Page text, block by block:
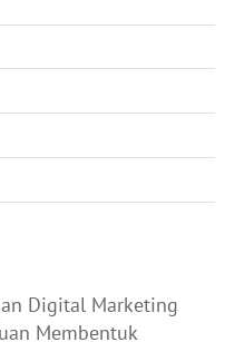
Digital Marketing
Membentuk